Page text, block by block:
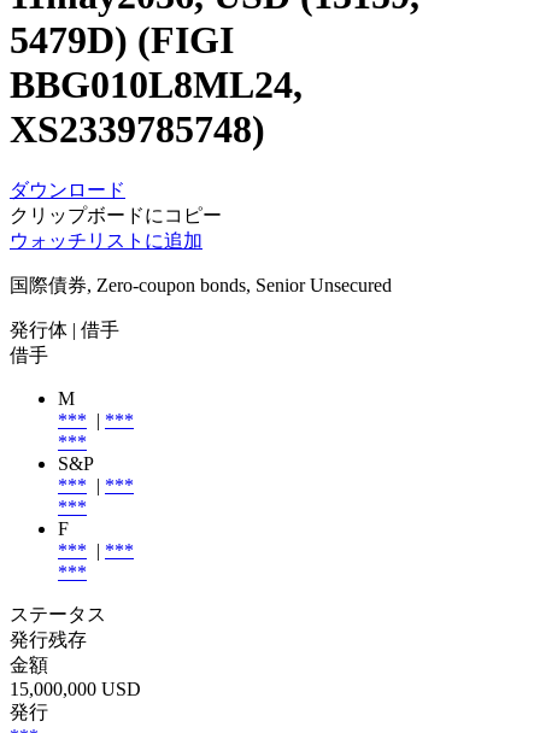
5479D) (FIGI
BBG010L8ML24,
XS2339785748)
ダウンロード
クリップボードにコピー
ウォッチリストに追加
国際債券, Zero-coupon bonds, Senior Unsecured
発行体 | 借手
借手
M
*** | ***
***
S&P
*** | ***
***
F
*** | ***
***
ステータス
発行残存
金額
15,000,000 USD
発行